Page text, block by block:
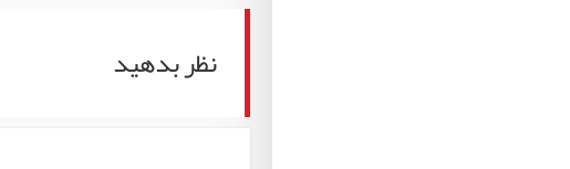
نظر بدهید